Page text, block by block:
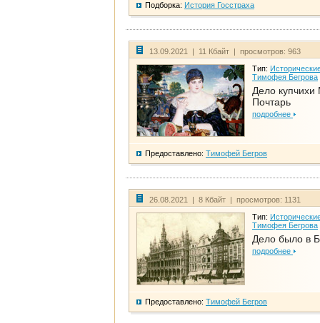
Подборка: История Госстраха
13.09.2021 | 11 Кбайт | просмотров: 963
Тип:
Тимофея Бегрова
Дело
Почтарь
подробнее
Предоставлено: Тимофей Бегров
26.08.2021 | 8 Кбайт | просмотров: 1131
Тип:
Тимофея Бегрова
Дело было в
подробнее
Предоставлено: Тимофей Бегров